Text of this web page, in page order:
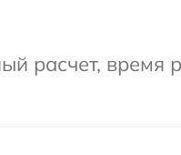
расчет, время